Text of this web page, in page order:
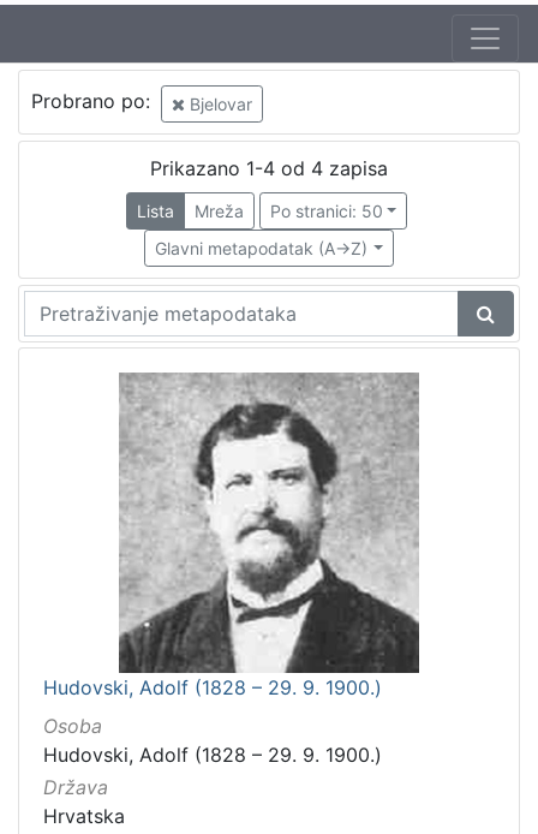
Probrano po: Bjelovar
Prikazano 1-4 od 4 zapisa
Lista Mreža
Po stranici: 50
Glavni metapodatak (A->Z)
Hudovski, Adolf (1828 – 29. 9. 1900.)
Osoba
Hudovski, Adolf (1828 – 29. 9. 1900.)
Država
Hrvatska